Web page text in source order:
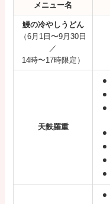
メニュー名
鰻の冷やしうどん
（6月1日〜9月30日
／
14時〜17時限定）
天麩羅重